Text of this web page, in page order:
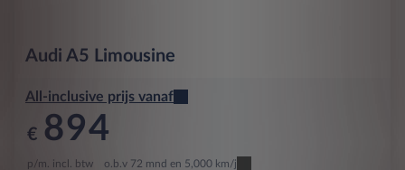
Audi A5 Limousine
All-inclusive prijs vanaf
€ 894
p/m. incl. btw o.b.v 72 mnd en 5,000 km/j